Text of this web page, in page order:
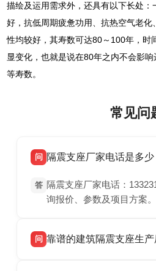
描绘及运用需求外，还具有以下长处
好，抗低周期疲惫功用、抗热空气老
性均较好，其寿数可达80～100年，时
显变化，也就是说在80年之内不会影
等寿数。
常见问
问 隔震支座厂家电话是多少
答 隔震支座厂家电话：
询报价、参数及项目方案。
问 靠谱的建筑隔震支座生产